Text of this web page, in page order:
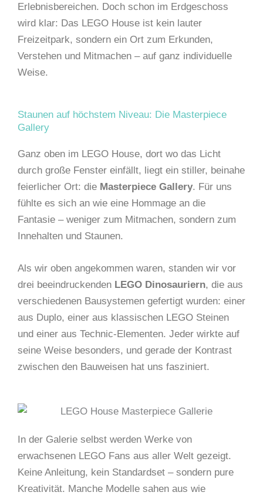
Erlebnisbereichen. Doch schon im Erdgeschoss
wird klar: Das LEGO House ist kein lauter
Freizeitpark, sondern ein Ort zum Erkunden,
Verstehen und Mitmachen – auf ganz individuelle
Weise.
Staunen auf höchstem Niveau: Die Masterpiece
Gallery
Ganz oben im LEGO House, dort wo das Licht
durch große Fenster einfällt, liegt ein stiller, beinahe
feierlicher Ort: die Masterpiece Gallery. Für uns
fühlte es sich an wie eine Hommage an die
Fantasie – weniger zum Mitmachen, sondern zum
Innehalten und Staunen.
Als wir oben angekommen waren, standen wir vor
drei beeindruckenden LEGO Dinosauriern, die aus
verschiedenen Bausystemen gefertigt wurden: einer
aus Duplo, einer aus klassischen LEGO Steinen
und einer aus Technic-Elementen. Jeder wirkte auf
seine Weise besonders, und gerade der Kontrast
zwischen den Bauweisen hat uns fasziniert.
In der Galerie selbst werden Werke von
erwachsenen LEGO Fans aus aller Welt gezeigt.
Keine Anleitung, kein Standardset – sondern pure
Kreativität. Manche Modelle sahen aus wie